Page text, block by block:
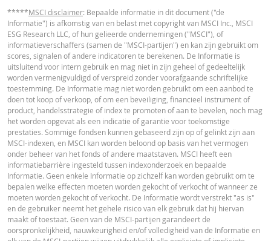
werkelijkheid wordt bij Turbo's op de stop loss reset datum, bij toepasselijke
eventuele ex-dividendnoteringen, bij eventuele specifieke corporate actions
indien toepasselijk, bij het doorrollen van futures aangepast. De invloed van
periodiek doorrollen van futures wordt ook in de calculator buiten
gelaten. Ook door afrondingen kunnen getoonde waarden afwijken van de
ontwikkelingen van waarden in de werkelijkheid.
BNP Paribas treedt niet op als uw juridisch of fiscaal adviseur, accountant of
beleggingsadviseur en heeft op geen enkele wijze een fiduciaire verplichting
tegenover u in verband met de calculator en/of in verband met eventuele
transacties in door BNP Paribas uitgegeven producten of andere
transacties. U mag niet op BNP Paribas vertrouwen voor beleggingsadvies
aanbevelingen, ongeacht van welke aard. Hoewel de getoonde koersen zijn
gebaseerd op betrouwbaar geachte informatie, wordt de juistheid of
volledigheid hiervan niet gegarandeerd. BNP Paribas biedt geen garanties
betrekking tot de informatie verstrekt door de calculator en aanvaardt geen
enkele aansprakelijkheid voor directe, indirecte, bijzondere, incidentele,
immateriële of gevolgschade (met inbegrip van winstderving) die op
wijze voortvloeit uit het gebruik van de calculator door u of uw adviseurs of
hierin vervatte informatie. De ingevoerde koersgegevens zijn afkomstig van
Paribas en gelden strikt per de vermelde datum. De koersen getoond door
Latest Product Quotes CSV
*****MSCI disclaimer: Bepaalde informatie in dit document ("de
Informatie") is afkomstig van en belast met copyright van MSCI Inc., MSCI
ESG Research LLC, of hun gelieerde ondernemingen ("MSCI"), of
informatieverschaffers (samen de "MSCI-partijen") en kan zijn gebruikt om
scores, signalen of andere indicatoren te berekenen. De Informatie is
uitsluitend voor intern gebruik en mag niet in zijn geheel of gedeeltelijk
worden vermenigvuldigd of verspreid zonder voorafgaande schriftelijke
toestemming. De Informatie mag niet worden gebruikt om een aanbod te
doen tot koop of verkoop, of om een beveiliging, financieel instrument of
product, handelsstrategie of index te promoten of aan te bevelen, noch mag
het worden opgevat als een indicatie of garantie voor toekomstige
prestaties. Sommige fondsen kunnen gebaseerd zijn op of gelinkt zijn aan
MSCI-indexen, en MSCI kan worden beloond op basis van het vermogen
onder beheer van het fonds of andere maatstaven. MSCI heeft een
informatiebarrière ingesteld tussen indexonderzoek en bepaalde
Informatie. Geen enkele Informatie op zichzelf kan worden gebruikt om te
bepalen welke effecten moeten worden gekocht of verkocht of wanneer ze
moeten worden gekocht of verkocht. De Informatie wordt verstrekt "as is"
en de gebruiker neemt het gehele risico van elk gebruik dat hij hiervan
maakt of toestaat. Geen van de MSCI-partijen garandeert de
oorspronkelijkheid, nauwkeurigheid en/of volledigheid van de Informatie en